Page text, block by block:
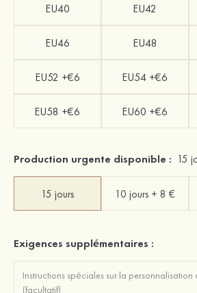
EU40 EU42
EU46 EU48
EU52 +€6 EU54 +€6
EU58 +€6 EU60 +€6
Production urgente disponible : 15
15 jours 10 jours + 8 €
Exigences supplémentaires :